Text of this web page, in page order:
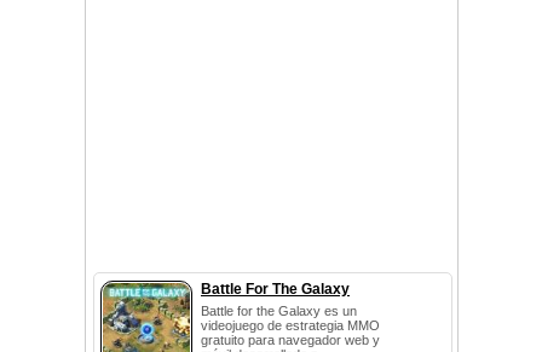
Battle For The Galaxy
Battle for the Galaxy es un
videojuego de estrategia MMO
gratuito para navegador web y